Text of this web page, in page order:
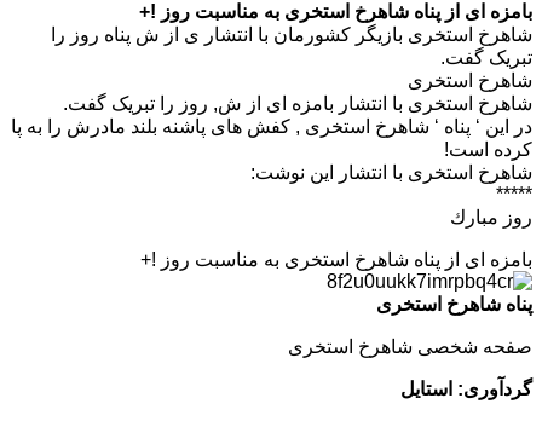
بامزه ای از پناه شاهرخ استخری به مناسبت روز !+
شاهرخ استخری بازیگر کشورمان با انتشار ی از ش پناه روز را
تبریک گفت.
شاهرخ استخری
شاهرخ استخری با انتشار بامزه ای از ش, روز را تبریک گفت.
در این ‘ پناه ‘ شاهرخ استخری , کفش های پاشنه بلند مادرش را به پا
کرده است!
شاهرخ استخری با انتشار این نوشت:
*****
روز مبارك
بامزه ای از پناه شاهرخ استخری به مناسبت روز !+
پناه شاهرخ استخری
صفحه شخصی شاهرخ استخری
گردآوری: استایل